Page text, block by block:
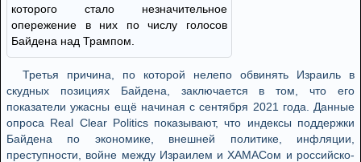
которого стало незначительное
опережение в них по числу голосов
Байдена над Трампом.
Третья причина, по которой нелепо обвинять Израиль в
скудных позициях Байдена, заключается в том, что его
показатели ужасны ещё начиная с сентября 2021 года. Данные
опроса Real Clear Politics показывают, что индексы поддержки
Байдена по экономике, внешней политике, инфляции,
преступности, войне между Израилем и ХАМАСом и российско-